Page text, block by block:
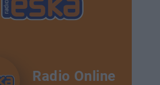
Radio Online